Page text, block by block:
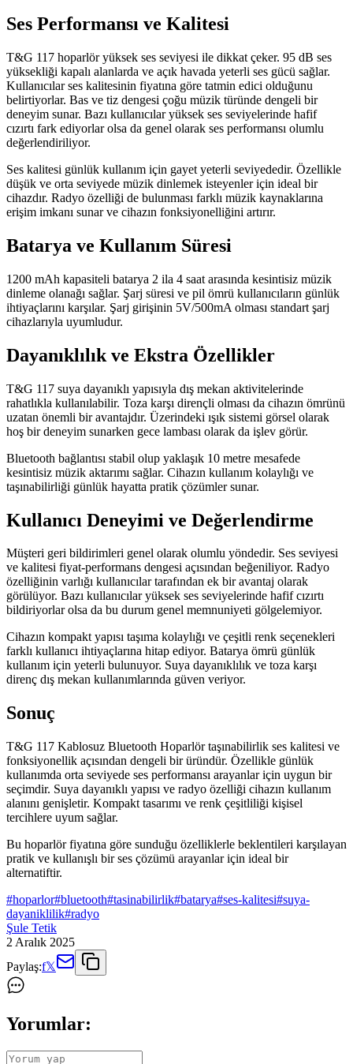
Ses Performansı ve Kalitesi
T&G 117 hoparlör yüksek ses seviyesi ile dikkat çeker. 95 dB ses
yüksekliği kapalı alanlarda ve açık havada yeterli ses gücü sağlar.
Kullanıcılar ses kalitesinin fiyatına göre tatmin edici olduğunu
belirtiyorlar. Bas ve tiz dengesi çoğu müzik türünde dengeli bir
deneyim sunar. Bazı kullanıcılar yüksek ses seviyelerinde hafif
cızırtı fark ediyorlar olsa da genel olarak ses performansı olumlu
değerlendiriliyor.
Ses kalitesi günlük kullanım için gayet yeterli seviyededir. Özellikle
düşük ve orta seviyede müzik dinlemek isteyenler için ideal bir
cihazdır. Radyo özelliği de bulunması farklı müzik kaynaklarına
erişim imkanı sunar ve cihazın fonksiyonelliğini artırır.
Batarya ve Kullanım Süresi
1200 mAh kapasiteli batarya 2 ila 4 saat arasında kesintisiz müzik
dinleme olanağı sağlar. Şarj süresi ve pil ömrü kullanıcıların günlük
ihtiyaçlarını karşılar. Şarj girişinin 5V/500mA olması standart şarj
cihazlarıyla uyumludur.
Dayanıklılık ve Ekstra Özellikler
T&G 117 suya dayanıklı yapısıyla dış mekan aktivitelerinde
rahatlıkla kullanılabilir. Toza karşı dirençli olması da cihazın ömrünü
uzatan önemli bir avantajdır. Üzerindeki ışık sistemi görsel olarak
hoş bir deneyim sunarken gece lambası olarak da işlev görür.
Bluetooth bağlantısı stabil olup yaklaşık 10 metre mesafede
kesintisiz müzik aktarımı sağlar. Cihazın kullanım kolaylığı ve
taşınabilirliği günlük hayatta pratik çözümler sunar.
Kullanıcı Deneyimi ve Değerlendirme
Müşteri geri bildirimleri genel olarak olumlu yöndedir. Ses seviyesi
ve kalitesi fiyat-performans dengesi açısından beğeniliyor. Radyo
özelliğinin varlığı kullanıcılar tarafından ek bir avantaj olarak
görülüyor. Bazı kullanıcılar yüksek ses seviyelerinde hafif cızırtı
bildiriyorlar olsa da bu durum genel memnuniyeti gölgelemiyor.
Cihazın kompakt yapısı taşıma kolaylığı ve çeşitli renk seçenekleri
farklı kullanıcı ihtiyaçlarına hitap ediyor. Batarya ömrü günlük
kullanım için yeterli bulunuyor. Suya dayanıklılık ve toza karşı
direnç dış mekan kullanımlarında güven veriyor.
Sonuç
T&G 117 Kablosuz Bluetooth Hoparlör taşınabilirlik ses kalitesi ve
fonksiyonellik açısından dengeli bir üründür. Özellikle günlük
kullanımda orta seviyede ses performansı arayanlar için uygun bir
seçimdir. Suya dayanıklı yapısı ve radyo özelliği cihazın kullanım
alanını genişletir. Kompakt tasarımı ve renk çeşitliliği kişisel
tercihlere uyum sağlar.
Bu hoparlör fiyatına göre sunduğu özelliklerle beklentileri karşılayan
pratik ve kullanışlı bir ses çözümü arayanlar için ideal bir
alternatiftir.
#hoparlor#bluetooth#tasinabilirlik#batarya#ses-kalitesi#suya-
dayaniklilik#radyo
Şule Tetik
2 Aralık 2025
Paylaş:f𝕏
Yorumlar: